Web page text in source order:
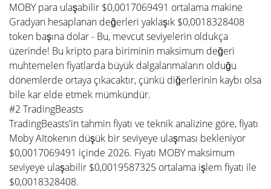
MOBY para ulaşabilir $0,0017069491 ortalama makine
Gradyan hesaplanan değerleri yaklaşık $0,0018328408
token başına dolar - Bu, mevcut seviyelerin oldukça
üzerinde! Bu kripto para biriminin maksimum değeri
muhtemelen fiyatlarda büyük dalgalanmaların olduğu
dönemlerde ortaya çıkacaktır, çünkü diğerlerinin kaybı olsa
bile kar elde etmek mümkündür.
#2 TradingBeasts
TradingBeasts'in tahmin fiyatı ve teknik analizine göre, fiyatı
Moby AItokenın düşük bir seviyeye ulaşması bekleniyor
$0,0017069491 içinde 2026. Fiyatı MOBY maksimum
seviyeye ulaşabilir $0,0019587325 ortalama işlem fiyatı ile
$0,0018328408.